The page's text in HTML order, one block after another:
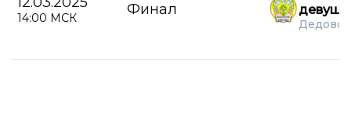
14:00 МСК Финал
Дедовск